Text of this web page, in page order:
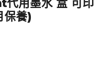
用墨水 盒 可印
保養)